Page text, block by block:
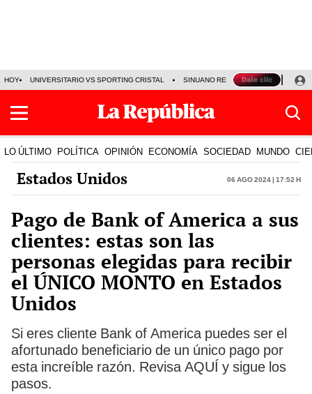
HOY UNIVERSITARIO VS SPORTING CRISTAL SINUANO RESULTADOS HOY
LO ÚLTIMO POLÍTICA OPINIÓN ECONOMÍA SOCIEDAD MUNDO
Estados Unidos 06 Ago 2024 | 17:52 h
Pago de Bank of America a sus
clientes: estas son las
personas elegidas para recibir
el ÚNICO MONTO en Estados
Unidos
Si eres cliente Bank of America puedes ser el
afortunado beneficiario de un único pago por
esta increíble razón. Revisa AQUÍ y sigue los
pasos.